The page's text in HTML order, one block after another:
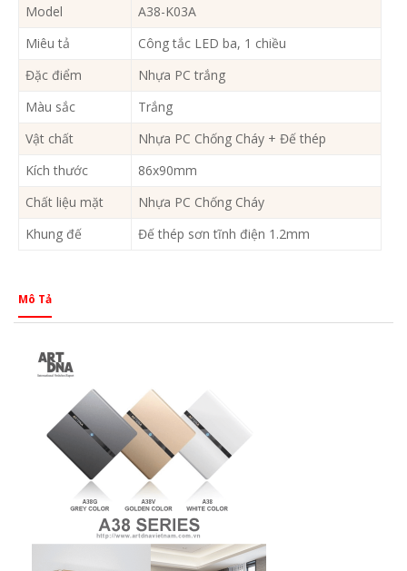
Model
A38-K03A
Miêu tả
Công tắc LED ba, 1 chiều
Đặc điểm
Nhựa PC trắng
Màu sắc
Trắng
Vật chất
Nhựa PC Chống Cháy + Đế thép
Kích thước
86x90mm
Chất liệu mặt
Nhựa PC Chống Cháy
Khung đế
Đế thép sơn tĩnh điện 1.2mm
Mô Tả